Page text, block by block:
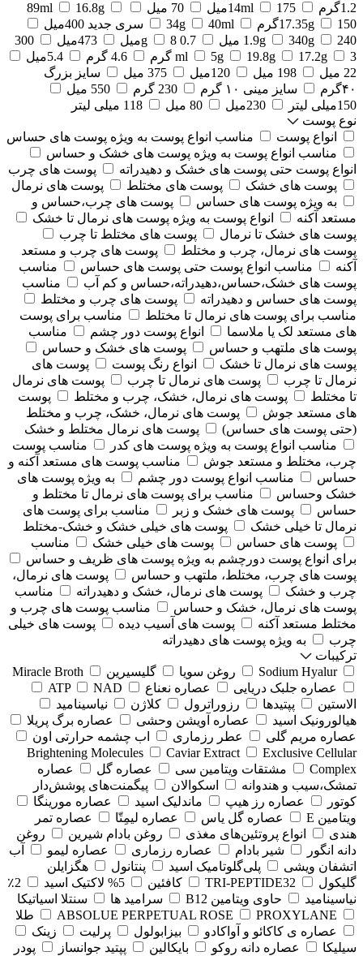
1.2گرم
14ml 175میل 70 میل 89ml
16.8g
17.35g
150گرم 34g 40ml
سری جدید 400میل
1.9g
340g 240 میل 0.7 g 8میل 473میل
300
ml
5g 19.8g 17.2g 3 گرم 4.6 گرم
5.4میل
22 میل
198 میل 120میل 375 میل
سایز بزرگ
۴۰گرم
سایز مینی ۱۰ گرم 230 گرم
550 میل
150میلی لیتر
230میل 80 میل
118 میلی لیتر
نوع پوست
انواع پوست
مناسب انواع پوست به ویژه پوست های حساس
مناسب انواع پوست به ویژه پوست های خشک و حساس
انواع پوست حتی پوست های خشک و دهیدراته
پوست های چرب
پوست های خشک
پوست های مختلط
پوست های نرمال
به ویژه پوست های حساس
پوست های چرب،حساس و
مستعد آکنه
انواع پوست به ویژه پوست های نرمال تا خشک
پوست های خشک تا نرمال
پوست های مختلط تا چرب
پوست های نرمال، چرب و مختلط
پوست های چرب و مستعد
آکنه
مناسب انواع پوست حتی پوست های حساس
مناسب
پوست های خشک،حساس،دهیدراته،حساس و کم آب
مناسب
پوست های حساس و دهیدراته
پوست های چرب و مختلط
مناسب برای پوست های نرمال تا مختلط
مناسب برای پوست
های مستعد لک یا ملاسما
انواع پوست دور چشم
مناسب
پوست های ملتهب و حساس
پوست های خشک و حساس
پوست های نرمال تا خشک
انواع رنگ پوست
پوست های
نرمال تا چرب
پوست های نرمال تا چرب
پوست های نرمال
تا مختلط
پوست های نرمال، خشک، چرب و مختلط
پوست
های مستعد جوش
پوست های نرمال، خشک، چرب و مختلط
(حتی پوست های حساس)
پوست های نرمال مختلط و خشک
مناسب انواع پوست به ویژه پوست های کدر
مناسب پوست
چرب، مختلط و مستعد جوش
مناسب پوست های مستعد آکنه و
حساس
مناسب انواع پوست دور چشم
به ویژه پوست های
خشک وحساس
مناسب برای پوست های نرمال تا مختلط و
حساس
پوست های خشک و زبر
مناسب برای پوست های
نرمال تا خیلی خشک
پوست های خیلی خشک و خشک-مختلط
پوست های حساس
پوست های خیلی خشک
مناسب
برای انواع پوست دورچشم به ویژه پوست های ظریف و حساس
پوست های چرب، مختلط، ملتهب و حساس
پوست های نرمال،
چرب و خشک
پوست های نرمال، خشک و دهیدراته
مناسب
پوست های نرمال، خشک و حساس
مناسب پوست های چرب و
مختلط مستعد آکنه
پوست های آسیب دیده
پوست های خیلی
چرب
به ویژه پوست های دهیدراته
ترکیبات
Sodium Hyalur
روغن سویا گلیسیرین
Miracle Broth
عصاره جلبک دریایی
عصاره نعناع ATP
NAD
الاستین
پپتیدها رزوراترول کلاژن
⁠نیاسینامید
هیالورونیک اسید
عصاره آویشن وحشی
عصاره برگ پریلا
عصاره مریم گلی
عطر رزماری
اب چشمه حرارتی اون
Brightening Molecules
Caviar Extract
Exclusive Cellular
Complex
مشتقات ویتامین سی عصاره گل
عصاره
تمشک،سیب و هندوانه
اسکوالان
پیگمنت‌های پوشش‌دار
کوتور
عصاره رز هیپ ماندلیک اسید
عصاره مورینگا
ویتامین E
عصاره گل یاس عصاره لیمِتّا
عصاره تمر
هندی
انواع پروتئین‌های مغذی روغن بادام شیرین
روغن
دانه انگور
شیر بادام عصاره رزماری عصاره لیمو
آب
اتشفان ویشی
پلی‌گلوتامیک اسید پنتانول
هگزایلن
گلیکول
TRI-PEPTIDE32 کافئین 5% لاکتیک اسید
2٪
نیاسینامید
حاوی ویتامین B12 سرامید ها
سنتلا اسیاتیکا
ABSOLUE PERPETUAL ROSE
PROXYLANE
طلا
عصاره ی کاکائو و آواکادو
بیزابولول پرلیت
زینک
سیلیکا
عصاره دانه روکو بایکالین پپتید جوانساز
پودر